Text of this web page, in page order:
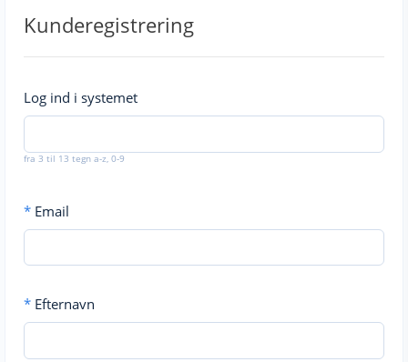
Kunderegistrering
Log ind i systemet
fra 3 til 13 tegn a-z, 0-9
* Email
* Efternavn